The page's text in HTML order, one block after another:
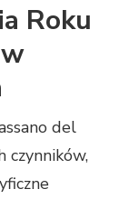
Roku
del
czynników,